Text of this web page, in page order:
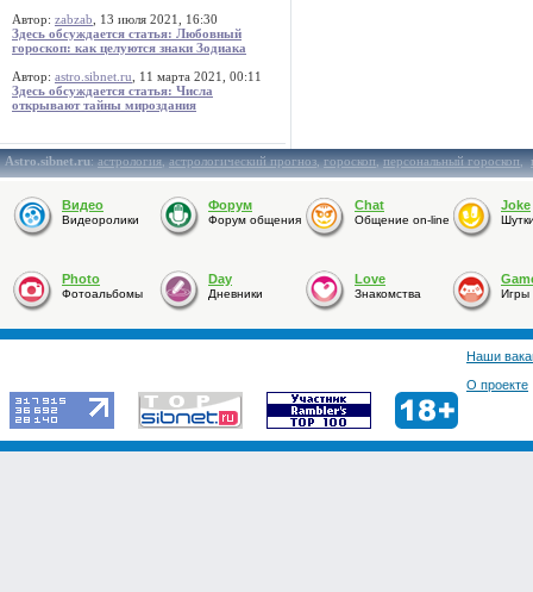
Автор: zabzab , 13 июля 2021, 16:30
Здесь обсуждается статья: Любовный
гороскоп: как целуются знаки Зодиака
Автор: astro.sibnet.ru , 11 марта 2021, 00:11
Здесь обсуждается статья: Числа
открывают тайны мироздания
Astro.sibnet.ru:астрология,астрологический прогноз,гороскоп,персональный гороскоп,
Видео
Видеоролики
Форум
Форум общения
Chat
Общение on-line
Joke
Photo
Фотоальбомы
Day
Дневники
Love
Знакомства Игры
Наши
О проекте